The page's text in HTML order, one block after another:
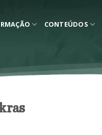
CONTEÚDOS